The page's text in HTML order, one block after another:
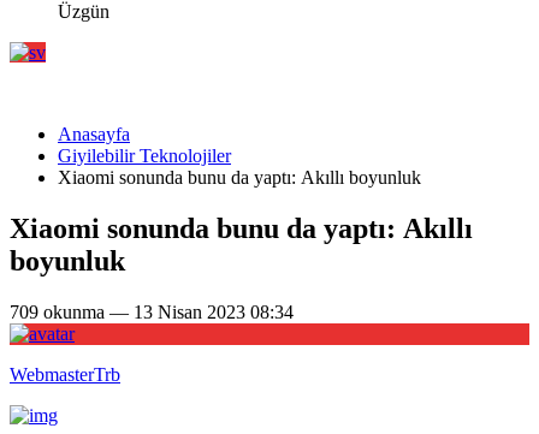
Üzgün
Anasayfa
Giyilebilir Teknolojiler
Xiaomi sonunda bunu da yaptı: Akıllı boyunluk
Xiaomi sonunda bunu da yaptı: Akıllı
boyunluk
709 okunma — 13 Nisan 2023 08:34
WebmasterTrb